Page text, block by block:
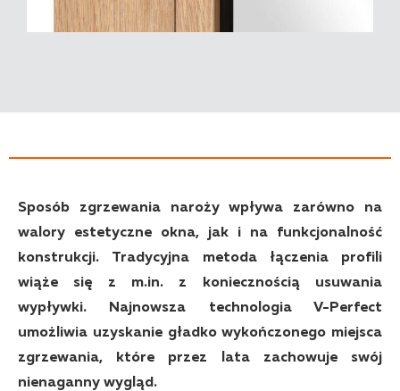
Sposób zgrzewania naroży wpływa zarówno na
walory estetyczne okna, jak i na funkcjonalność
konstrukcji. Tradycyjna metoda łączenia profili
wiąże się z m.in. z koniecznością usuwania
wypływki. Najnowsza technologia V-Perfect
umożliwia uzyskanie gładko wykończonego miejsca
zgrzewania, które przez lata zachowuje swój
nienaganny wygląd.